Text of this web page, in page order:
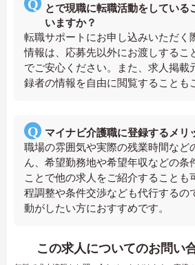
とで現職に転職活動をしている
いますか？
転職サポートにお申し込みいただく
情報は、応募先以外にお渡しするこ
でご安心ください。また、求人掲載
録者の情報を自由に閲覧することも
マイナビ介護職に登録するメリ
職場の雰囲気や実際の残業時間など
ん、希望勤務地や希望年収などの条
ことで他の求人をご紹介することも
程調整や条件交渉なども代行するの
動がしたい方におすすめです。
この求人についてのお問い